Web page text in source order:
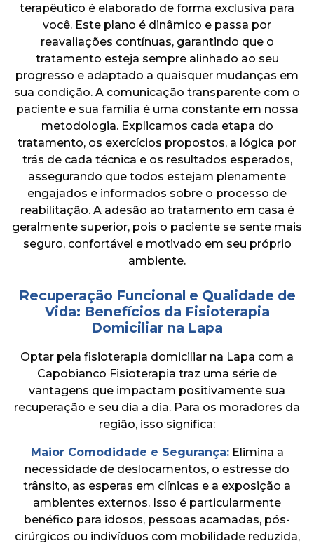
terapêutico é elaborado de forma exclusiva para
você. Este plano é dinâmico e passa por
reavaliações contínuas, garantindo que o
tratamento esteja sempre alinhado ao seu
progresso e adaptado a quaisquer mudanças em
sua condição. A comunicação transparente com o
paciente e sua família é uma constante em nossa
metodologia. Explicamos cada etapa do
tratamento, os exercícios propostos, a lógica por
trás de cada técnica e os resultados esperados,
assegurando que todos estejam plenamente
engajados e informados sobre o processo de
reabilitação. A adesão ao tratamento em casa é
geralmente superior, pois o paciente se sente mais
seguro, confortável e motivado em seu próprio
ambiente.
Recuperação Funcional e Qualidade de
Vida: Benefícios da Fisioterapia
Domiciliar na Lapa
Optar pela fisioterapia domiciliar na Lapa com a
Capobianco Fisioterapia traz uma série de
vantagens que impactam positivamente sua
recuperação e seu dia a dia. Para os moradores da
região, isso significa:
Maior Comodidade e Segurança:Elimina a
necessidade de deslocamentos, o estresse do
trânsito, as esperas em clínicas e a exposição a
ambientes externos. Isso é particularmente
benéfico para idosos, pessoas acamadas, pós-
cirúrgicos ou indivíduos com mobilidade reduzida,